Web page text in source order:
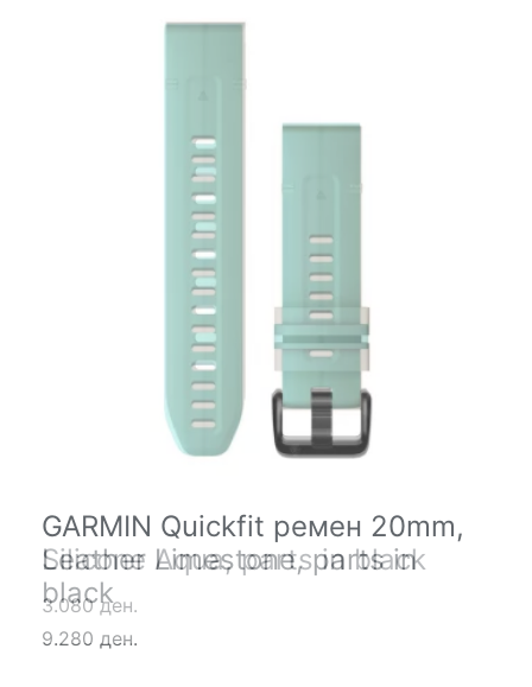
GARMIN Quickfit ремен 20mm,
Silicone Aqua, parts in black
3.080 ден.
GARMIN Quickfit ремен 20mm,
Leather Limestone, parts in
black
9.280 ден.